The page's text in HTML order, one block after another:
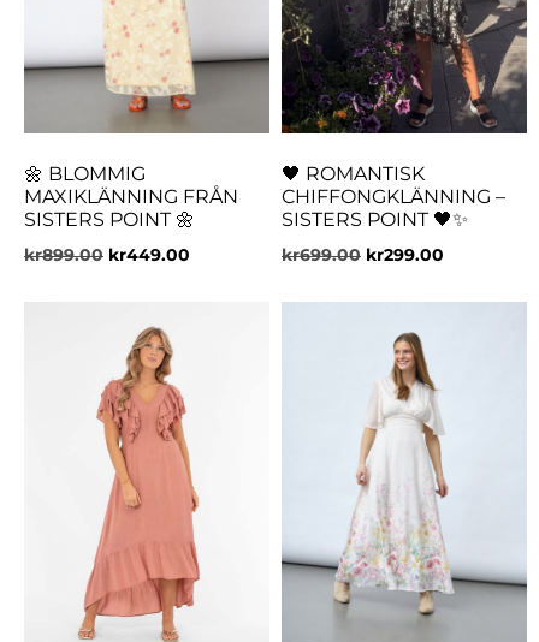
🌼 BLOMMIG
MAXIKLÄNNING FRÅN
SISTERS POINT 🌼
kr899.00 kr449.00
🖤 ROMANTISK
CHIFFONGKLÄNNING –
SISTERS POINT 🖤✨
kr699.00 kr299.00